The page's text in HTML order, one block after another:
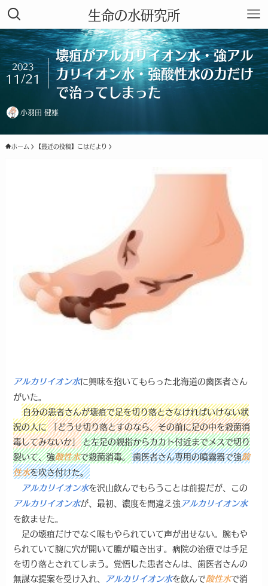
生命の水研究所
壊疽がアルカリイオン水・強アル
カリイオン水・強酸性水の力だけ
で治ってしまった
2023
11/21
小羽田 健雄
ホーム 【最近の投稿】こはだより
アルカリイオン水に興味を抱いてもらった北海道の歯医者さん
がいた。
自分の患者さんが壊疽で足を切り落とさなければいけない状
況の人に「どうせ切り落とすのなら、その前に足の中を殺菌消
毒してみないか」と左足の親指からカカト付近までメスで切り
裂いて、強酸性水で殺菌消毒。歯医者さん専用の噴霧器で強酸
性水を吹き付けた。
アルカリイオン水を沢山飲んでもらうことは前提だが、この
アルカリイオン水が、最初、濃度を間違え強アルカリイオン水
を飲ませた。
足の壊疽だけでなく喉もやられていて声が出せない。腕もや
られていて腕に穴が開いて膿が噴き出す。病院の治療では手足
を切り落とされてしまう。覚悟した患者さんは、歯医者さんの
無謀な提案を受け入れ、 アルカリイオン水を飲んで酸性水で消